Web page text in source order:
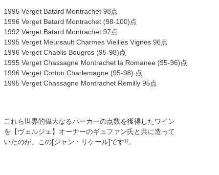
1995 Verget Batard Montrachet 98点
1996 Verget Batard Montrachet (98-100)点
1992 Verget Batard Montrachet 97点
1995 Verget Meursault Charmes Vieilles Vignes 96点
1996 Verget Chablis Bougros (95-98)点
1995 Verget Chassagne Montrachet la Romanee (95-96)点
1996 Verget Corton Charlemagne (95-98) 点
1995 Verget Chassagne Montrachet Remilly 95点
これら世界的偉大なるパーカーの点数を獲得したワイン
を【ヴェルジェ】オーナーのギュファン氏と共に造って
いたのが、この[ジャン・リケール]です!!。